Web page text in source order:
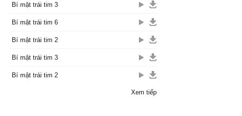
Bí mật trái tim 3
Bí mật trái tim 6
Bí mật trái tim 2
Bí mật trái tim 3
Bí mật trái tim 2
Xem tiếp